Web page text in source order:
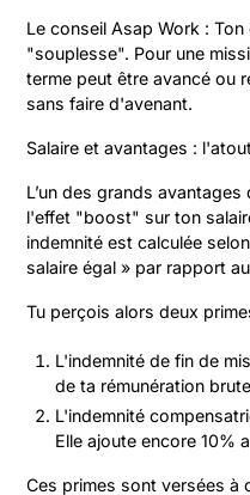
Le conseil Asap Work :
"souplesse". Pour une
terme peut être avancé ou
sans faire d'avenant.
Salaire et avantages :
L’un des grands
l'effet "boost" sur ton
indemnité est calculée
salaire égal » par rapport
Tu perçois alors deux
L'indemnité de fin de
de ta rémunération
L'indemnité
Elle ajoute encore 10%
Ces primes sont versées à